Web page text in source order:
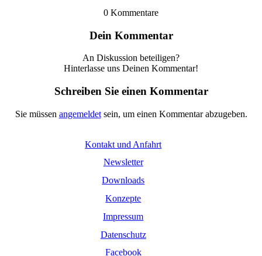
0 Kommentare
Dein Kommentar
An Diskussion beteiligen?
Hinterlasse uns Deinen Kommentar!
Schreiben Sie einen Kommentar
Sie müssen angemeldetsein, um einen Kommentar abzugeben.
Kontakt und Anfahrt
Newsletter
Downloads
Konzepte
Impressum
Datenschutz
Facebook